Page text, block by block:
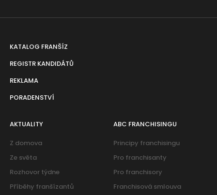
KATALOG FRANŠÍZ
REGISTR KANDIDÁTŮ
REKLAMA
PORADENSTVÍ
AKTUALITY
Z domova
Ze světa
Rozhovor týdne
Příběhy franšízantů
ABC FRANCHISINGU
Principy franchisingu
Pro franchisanty
Pro franchisory
Franchisová smlouva